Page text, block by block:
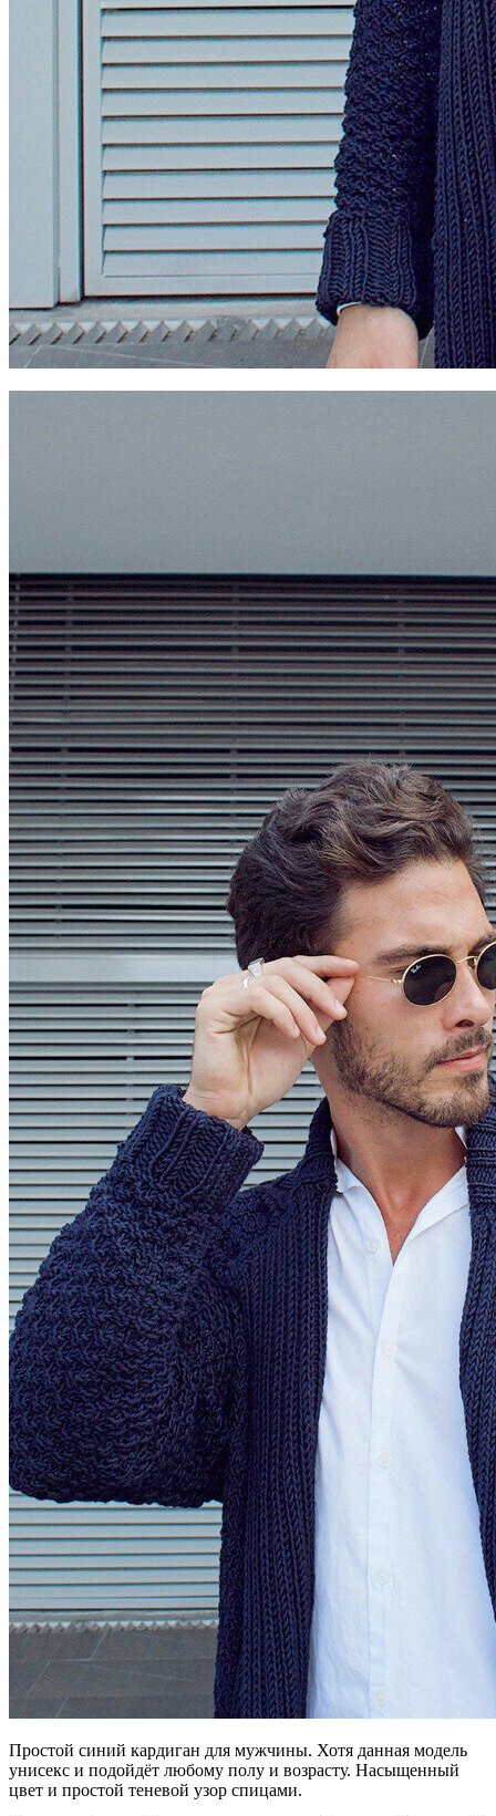
Простой синий кардиган для мужчины. Хотя данная модель
унисекс и подойдёт любому полу и возрасту. Насыщенный
цвет и простой теневой узор спицами.